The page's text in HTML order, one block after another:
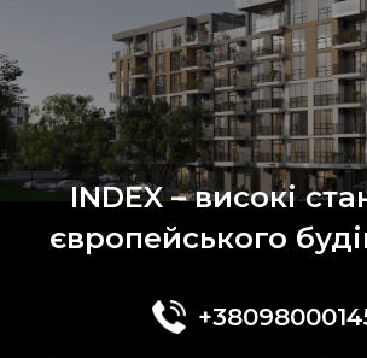
INDEX – високі
європейського